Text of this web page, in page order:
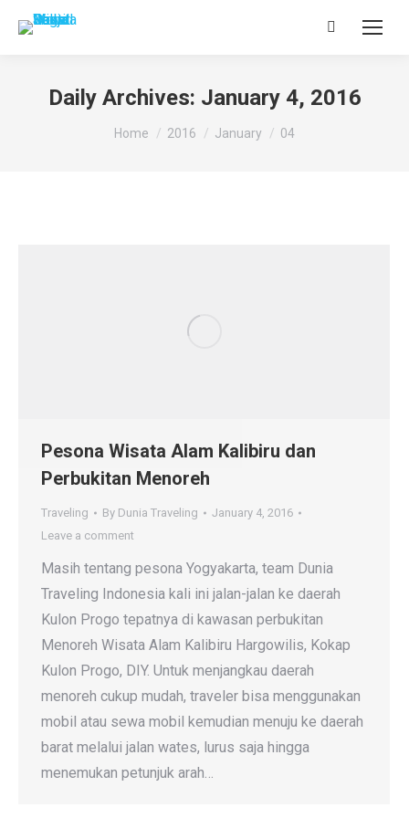
Search:
Daily Archives: January 4, 2016
You are here:
Home 2016 January 04
Pesona Wisata Alam Kalibiru dan
Perbukitan Menoreh
Traveling By Dunia Traveling
January 4, 2016
Leave a comment
Masih tentang pesona Yogyakarta, team Dunia
Traveling Indonesia kali ini jalan-jalan ke daerah
Kulon Progo tepatnya di kawasan perbukitan
Menoreh Wisata Alam Kalibiru Hargowilis, Kokap
Kulon Progo, DIY. Untuk menjangkau daerah
menoreh cukup mudah, traveler bisa menggunakan
mobil atau sewa mobil kemudian menuju ke daerah
barat melalui jalan wates, lurus saja hingga
menemukan petunjuk arah…